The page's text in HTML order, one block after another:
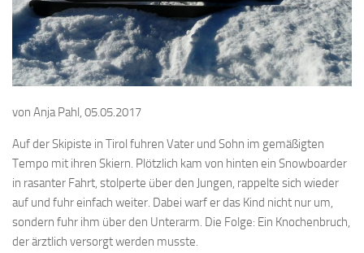
von Anja Pahl, 05.05.2017
Auf der Skipiste in Tirol fuhren Vater und Sohn im gemäßigten
Tempo mit ihren Skiern. Plötzlich kam von hinten ein Snowboarder
in rasanter Fahrt, stolperte über den Jungen, rappelte sich wieder
auf und fuhr einfach weiter. Dabei warf er das Kind nicht nur um,
sondern fuhr ihm über den Unterarm. Die Folge: Ein Knochenbruch,
der ärztlich versorgt werden musste.